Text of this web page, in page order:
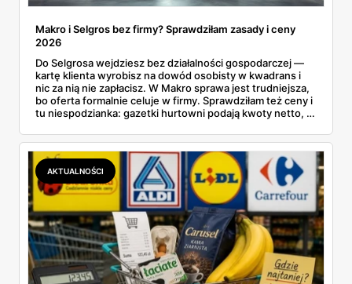
Makro i Selgros bez firmy? Sprawdziłam zasady i ceny
2026
Do Selgrosa wejdziesz bez działalności gospodarczej —
kartę klienta wyrobisz na dowód osobisty w kwadrans i
nic za nią nie zapłacisz. W Makro sprawa jest trudniejsza,
bo oferta formalnie celuje w firmy. Sprawdziłam też ceny i
tu niespodzianka: gazetki hurtowni podają kwoty netto, a
zawsze wygrywa — ta sama kawa ziarnista kosztuje w
Makro ponad dwa razy więcej niż w weekendowej
promocji dyskontu.
AKTUALNOŚCI